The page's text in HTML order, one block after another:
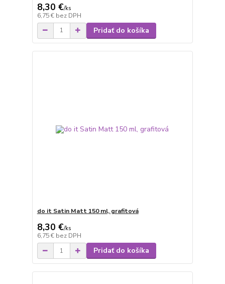
8,30 €/ks
6,75 € bez DPH
Pridať do košíka
do it Satin Matt 150 ml, grafitová
8,30 €/ks
6,75 € bez DPH
Pridať do košíka